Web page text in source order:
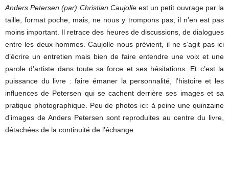
Anders Petersen (par) Christian Caujolleest un petit ouvrage par la
taille, format poche, mais, ne nous y trompons pas, il n’en est pas
moins important. Il retrace des heures de discussions, de dialogues
entre les deux hommes. Caujolle nous prévient, il ne s’agit pas ici
d’écrire un entretien mais bien de faire entendre une voix et une
parole d’artiste dans toute sa force et ses hésitations. Et c’est la
puissance du livre : faire émaner la personnalité, l’histoire et les
influences de Petersen qui se cachent derrière ses images et sa
pratique photographique. Peu de photos ici: à peine une quinzaine
d’images de Anders Petersen sont reproduites au centre du livre,
détachées de la continuité de l’échange.